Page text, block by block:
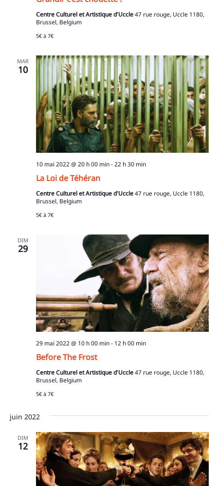
Centre Culturel et Artistique d'Uccle47 rue rouge, Uccle 1180,
Brussel, Belgium
5€ à 7€
MAR
10
La Loi de Téhéran
10 mai 2022 @ 20 h 00 min-22 h 30 min
Centre Culturel et Artistique d'Uccle47 rue rouge, Uccle 1180,
Brussel, Belgium
5€ à 7€
DIM
29
Before The Frost
29 mai 2022 @ 10 h 00 min- 12 h 00 min
Centre Culturel et Artistique d'Uccle47 rue rouge, Uccle 1180,
Brussel, Belgium
5€ à 7€
juin 2022
DIM
12
: